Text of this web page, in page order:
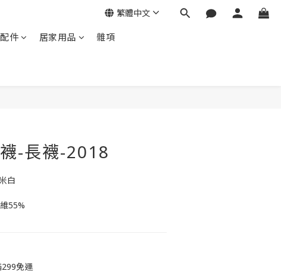
配件 居家用品 雜項
繁體中文
-長襪-2018
白
55%
免運